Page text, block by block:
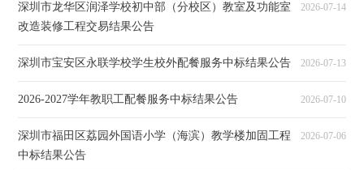
深圳市龙华区润泽学校初中部（分校区）教室及功能室
改造装修工程交易结果公告
2026-07-14
深圳市宝安区永联学校学生校外配餐服务中标结果公告 2026-07-13
2026-2027学年教职工配餐服务中标结果公告 2026-07-10
深圳市福田区荔园外国语小学（海滨）教学楼加固工程
中标结果公告
2026-07-06